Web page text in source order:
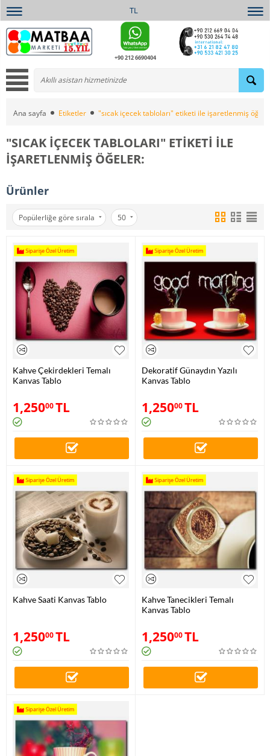
TL
+90 212 6690404
Ana sayfa Etiketler "sıcak içecek tabloları" etiketi ile işaretlenmiş
"SICAK IÇECEK TABLOLARI" ETIKETI ILE
IŞARETLENMIŞ ÖĞELER:
Ürünler
Popülerliğe göre sırala 50
Siparişe Özel Üretim
Kahve Çekirdekleri Temalı
Kanvas Tablo
1,25000TL
Siparişe Özel Üretim
Dekoratif Günaydın Yazılı
Kanvas Tablo
1,25000TL
Siparişe Özel Üretim
Kahve Saati Kanvas Tablo
1,25000TL
Siparişe Özel Üretim
Kahve Tanecikleri Temalı
Kanvas Tablo
1,25000TL
Siparişe Özel Üretim